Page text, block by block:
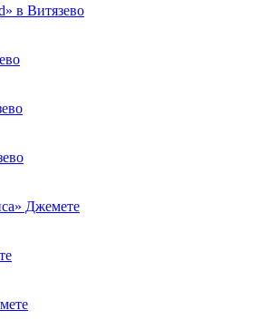
в Витязево
Джемете